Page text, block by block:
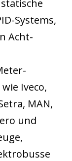
Systems,
Acht-
Iveco,
MAN,
und